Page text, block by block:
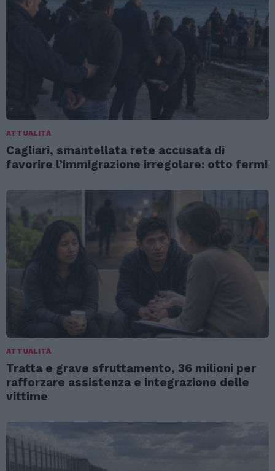
ATTUALITÀ
Cagliari, smantellata rete accusata di
favorire l’immigrazione irregolare: otto fermi
ATTUALITÀ
Tratta e grave sfruttamento, 36 milioni per
rafforzare assistenza e integrazione delle
vittime